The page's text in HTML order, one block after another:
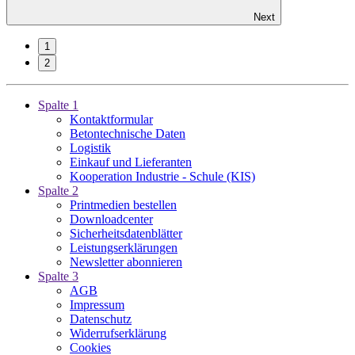
Next
1
2
Spalte 1
Kontaktformular
Betontechnische Daten
Logistik
Einkauf und Lieferanten
Kooperation Industrie - Schule (KIS)
Spalte 2
Printmedien bestellen
Downloadcenter
Sicherheitsdatenblätter
Leistungserklärungen
Newsletter abonnieren
Spalte 3
AGB
Impressum
Datenschutz
Widerrufserklärung
Cookies